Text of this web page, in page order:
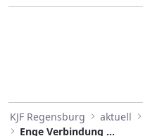
KJF Regensburg aktuell
Enge Verbindung mit Caritas Brody